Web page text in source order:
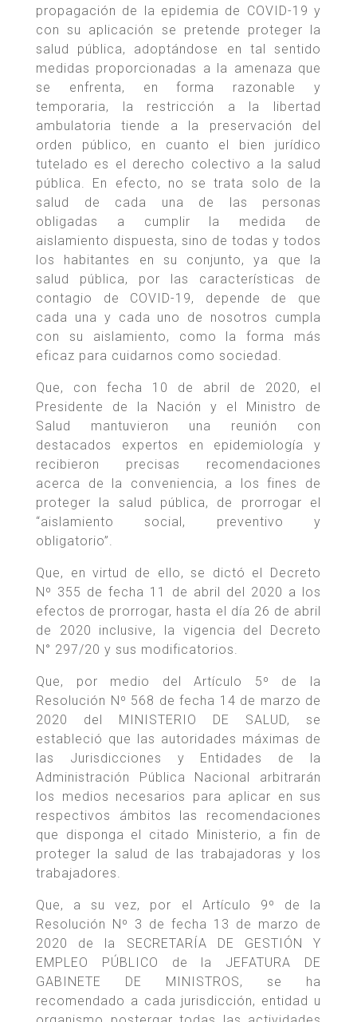
propagación de la epidemia de COVID-19 y
con su aplicación se pretende proteger la
salud pública, adoptándose en tal sentido
medidas proporcionadas a la amenaza que
se enfrenta, en forma razonable y
temporaria, la restricción a la libertad
ambulatoria tiende a la preservación del
orden público, en cuanto el bien jurídico
tutelado es el derecho colectivo a la salud
pública. En efecto, no se trata solo de la
salud de cada una de las personas
obligadas a cumplir la medida de
aislamiento dispuesta, sino de todas y todos
los habitantes en su conjunto, ya que la
salud pública, por las características de
contagio de COVID-19, depende de que
cada una y cada uno de nosotros cumpla
con su aislamiento, como la forma más
eficaz para cuidarnos como sociedad.
Que, con fecha 10 de abril de 2020, el
Presidente de la Nación y el Ministro de
Salud mantuvieron una reunión con
destacados expertos en epidemiología y
recibieron precisas recomendaciones
acerca de la conveniencia, a los fines de
proteger la salud pública, de prorrogar el
“aislamiento social, preventivo y
obligatorio”.
Que, en virtud de ello, se dictó el Decreto
Nº 355 de fecha 11 de abril del 2020 a los
efectos de prorrogar, hasta el día 26 de abril
de 2020 inclusive, la vigencia del Decreto
N° 297/20 y sus modificatorios.
Que, por medio del Artículo 5º de la
Resolución Nº 568 de fecha 14 de marzo de
2020 del MINISTERIO DE SALUD, se
estableció que las autoridades máximas de
las Jurisdicciones y Entidades de la
Administración Pública Nacional arbitrarán
los medios necesarios para aplicar en sus
respectivos ámbitos las recomendaciones
que disponga el citado Ministerio, a fin de
proteger la salud de las trabajadoras y los
trabajadores.
Que, a su vez, por el Artículo 9º de la
Resolución Nº 3 de fecha 13 de marzo de
2020 de la SECRETARÍA DE GESTIÓN Y
EMPLEO PÚBLICO de la JEFATURA DE
GABINETE DE MINISTROS, se ha
recomendado a cada jurisdicción, entidad u